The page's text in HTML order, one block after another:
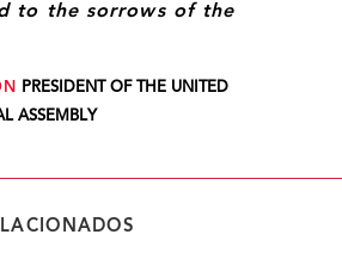
to the sorrows of the
PRESIDENT OF THE UNITED
ASSEMBLY